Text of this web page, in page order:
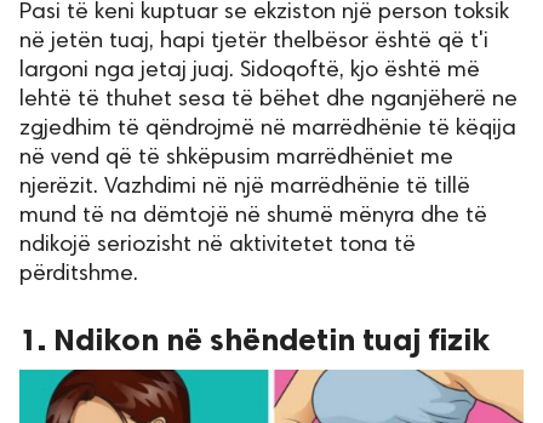
reserved.
Pasi të keni kuptuar se ekziston një person toksik
në jetën tuaj, hapi tjetër thelbësor është që t'i
largoni nga jetaj juaj. Sidoqoftë, kjo është më
lehtë të thuhet sesa të bëhet dhe nganjëherë ne
zgjedhim të qëndrojmë në marrëdhënie të këqija
në vend që të shkëpusim marrëdhëniet me
njerëzit. Vazhdimi në një marrëdhënie të tillë
mund të na dëmtojë në shumë mënyra dhe të
ndikojë seriozisht në aktivitetet tona të
përditshme.
1. Ndikon në shëndetin tuaj fizik